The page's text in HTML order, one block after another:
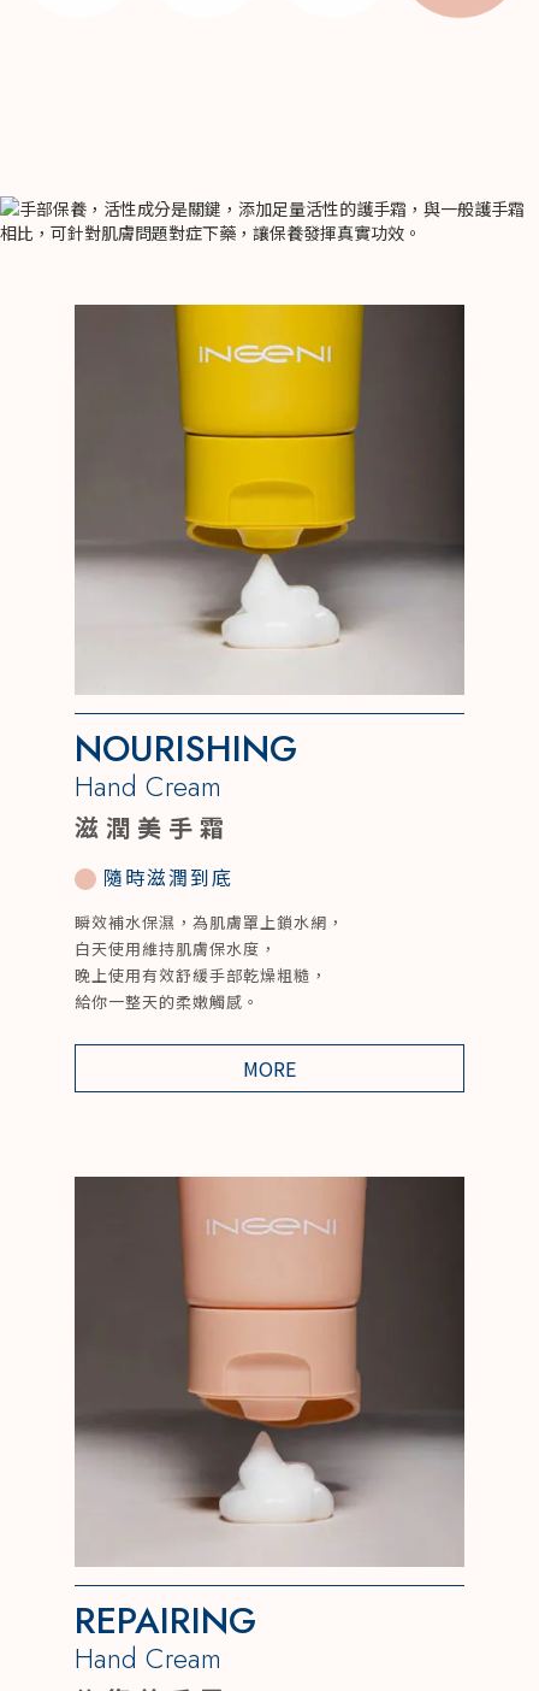
NOURISHING
Hand Cream
滋潤美手霜
隨時滋潤到底
瞬效補水保濕，為肌膚罩上鎖水網，
白天使用維持肌膚保水度，
晚上使用有效舒緩手部乾燥粗糙，
給你一整天的柔嫩觸感。
MORE
REPAIRING
Hand Cream